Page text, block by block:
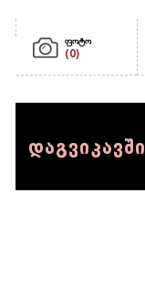
ფოტო
(0)